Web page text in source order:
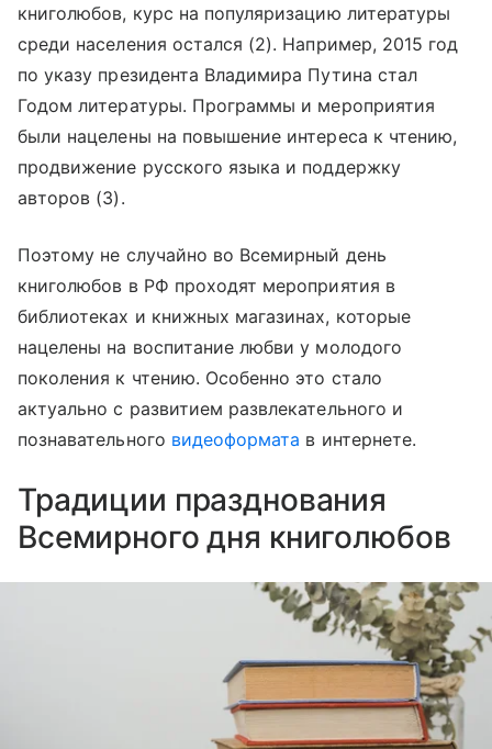
книголюбов, курс на популяризацию литературы
среди населения остался (2). Например, 2015 год
по указу президента Владимира Путина стал
Годом литературы. Программы и мероприятия
были нацелены на повышение интереса к чтению,
продвижение русского языка и поддержку
авторов (3).
Поэтому не случайно во Всемирный день
книголюбов в РФ проходят мероприятия в
библиотеках и книжных магазинах, которые
нацелены на воспитание любви у молодого
поколения к чтению. Особенно это стало
актуально с развитием развлекательного и
познавательного видеоформата в интернете.
Традиции празднования
Всемирного дня книголюбов